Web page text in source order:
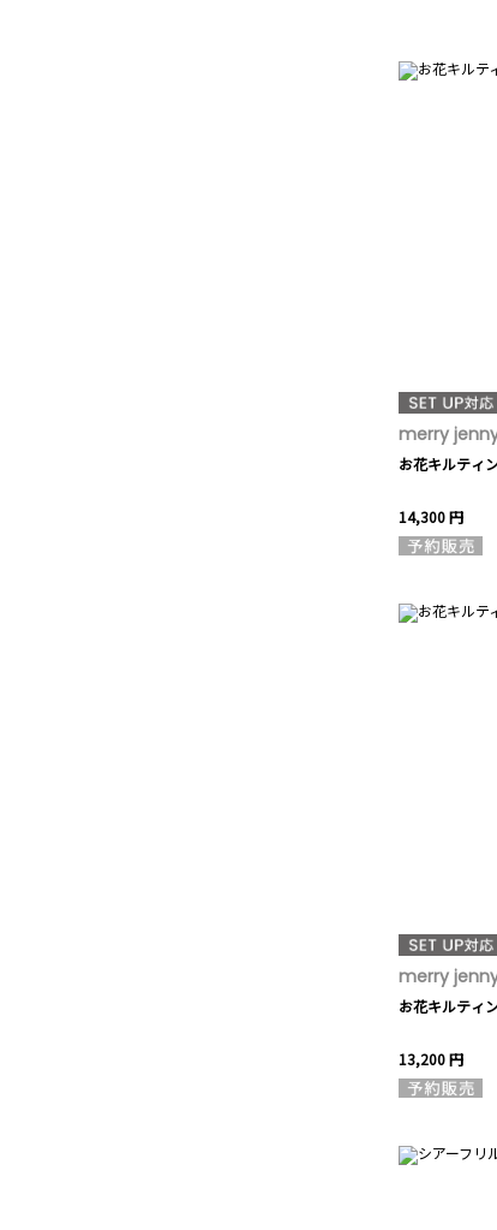
merry
お花キルティ
14,300 円
merry
お花キルティ
13,200 円